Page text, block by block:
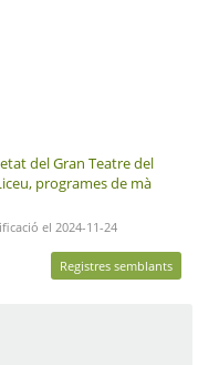
del Gran Teatre del
programes de mà
el 2024-11-24
Registres semblants